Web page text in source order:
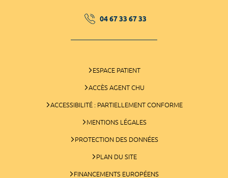
04 67 33 67 33
ESPACE PATIENT
ACCÈS AGENT CHU
ACCESSIBILITÉ : PARTIELLEMENT CONFORME
MENTIONS LÉGALES
PROTECTION DES DONNÉES
PLAN DU SITE
FINANCEMENTS EUROPÉENS